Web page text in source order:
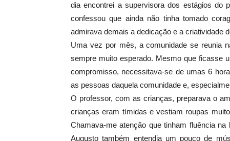
dia encontrei a supervisora dos estágios do
confessou que ainda não tinha tomado
admirava demais a dedicação e a criatividade
Uma vez por mês, a comunidade se reunia
sempre muito esperado. Mesmo que ficasse
compromisso, necessitava-se de umas 6
as pessoas daquela comunidade e,
O professor, com as crianças, preparava o
crianças eram tímidas e vestiam roupas
Chamava-me atenção que tinham fluência
Augusto também entendia um pouco de